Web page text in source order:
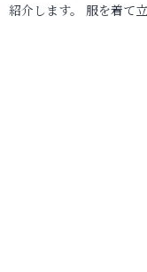
紹介します。 服を着て